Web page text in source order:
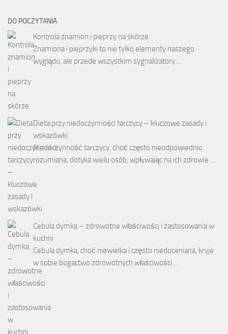
DO POCZYTANIA
Kontrola znamion i pieprzy na skórze
Znamiona i pieprzyki to nie tylko elementy naszego
wyglądu, ale przede wszystkim sygnalizatory …
Dieta przy niedoczynności tarczycy – kluczowe zasady i
wskazówki
Niedoczynność tarczycy, choć często nieodpowiednio
rozumiana, dotyka wielu osób, wpływając na ich zdrowie …
Cebula dymka – zdrowotne właściwości i zastosowania w
kuchni
Cebula dymka, choć niewielka i często niedoceniana, kryje
w sobie bogactwo zdrowotnych właściwości …